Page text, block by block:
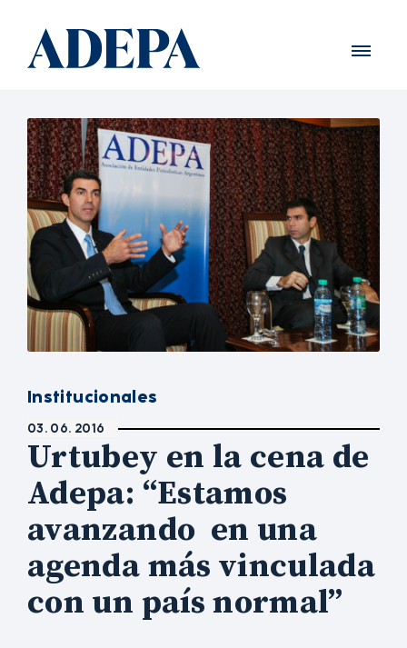
Institucionales
03. 06. 2016
Urtubey en la cena de
Adepa: “Estamos
avanzando en una
agenda más vinculada
con un país normal”